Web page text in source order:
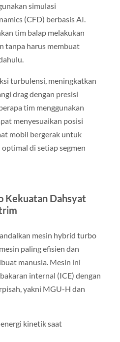
simulasi
(CFD) berbasis AI.
tim balap melakukan
tanpa harus membuat
turbulensi, meningkatkan
drag dengan presisi
tim menggunakan
menyesuaikan posisi
mobil bergerak untuk
di setiap segmen
Kekuatan Dahsyat
mesin hybrid turbo
paling efisien dan
manusia. Mesin ini
internal (ICE) dengan
yakni MGU-H dan
kinetik saat